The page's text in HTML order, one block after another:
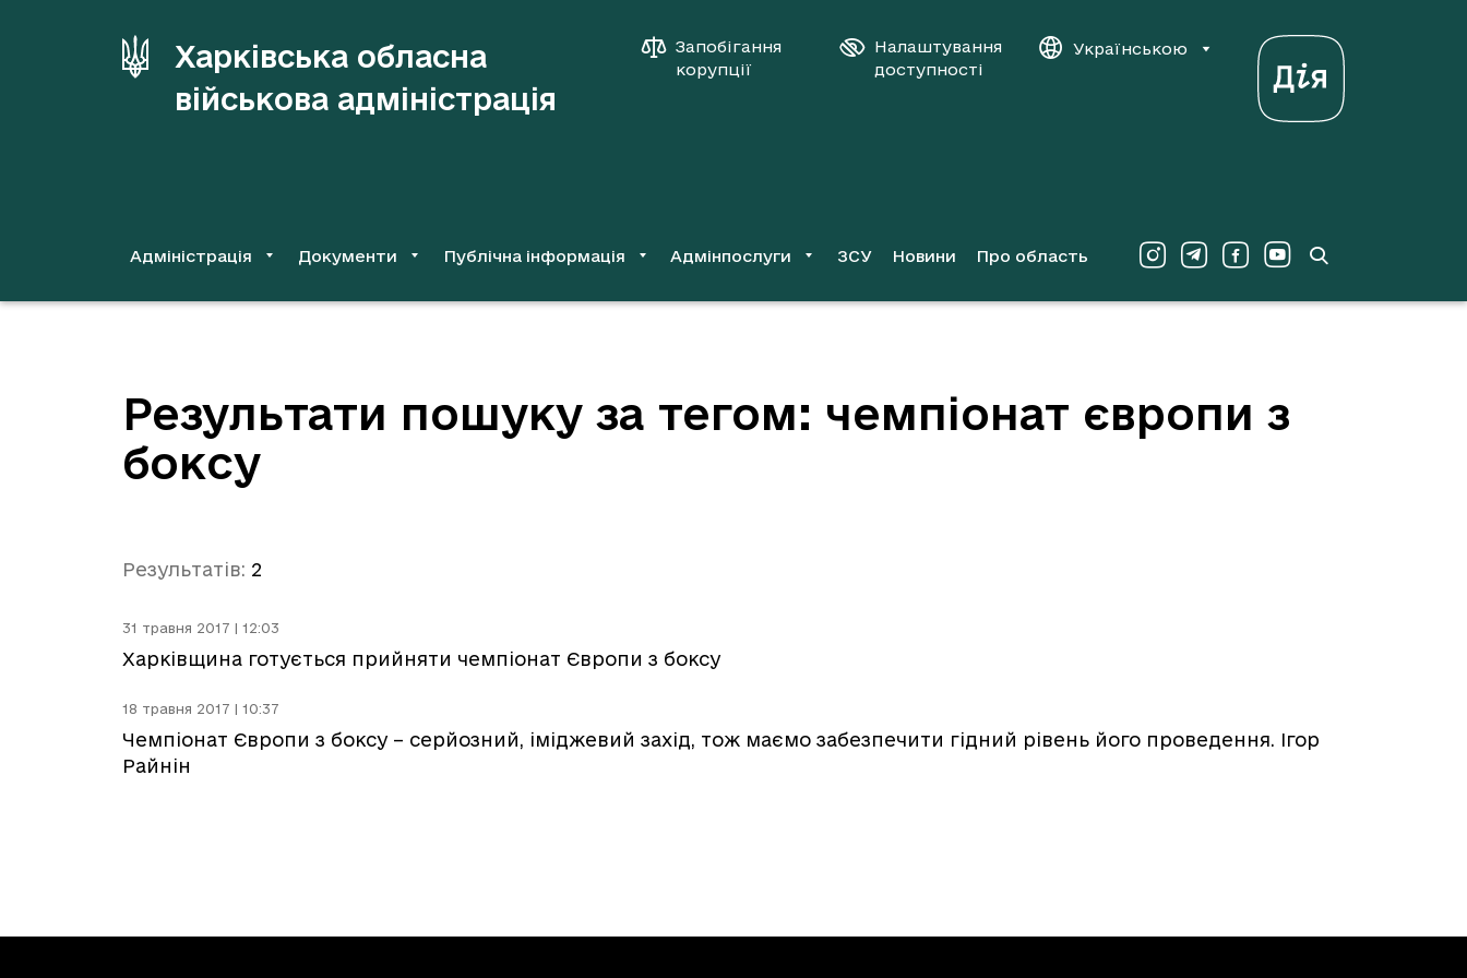
Харківська обласна
військова адміністрація
Запобігання
корупції
Налаштування
доступності
Українською
Адміністрація Документи Публічна інформація Адмінпослуги ЗСУ Новини Про область
Результати пошуку за тегом: чемпіонат європи з
боксу
Результатів: 2
31 травня 2017 | 12:03
Харківщина готується прийняти чемпіонат Європи з боксу
18 травня 2017 | 10:37
Чемпіонат Європи з боксу – серйозний, іміджевий захід, тож маємо забезпечити гідний рівень його проведення. Ігор
Райнін